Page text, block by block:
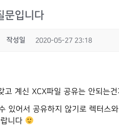
입니다
작성일 2020-05-27 23:18
계신 XCX파일 공유는 안되는건
있어서 공유하지 않기로 렉터
니다